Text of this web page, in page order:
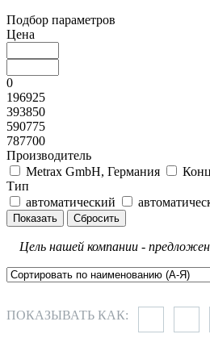
Подбор параметров
Цена
0
196925
393850
590775
787700
Производитель
Metrax GmbH, Германия
Тип
автоматический
Цель нашей компании -
ПОКАЗЫВАТЬ КАК: